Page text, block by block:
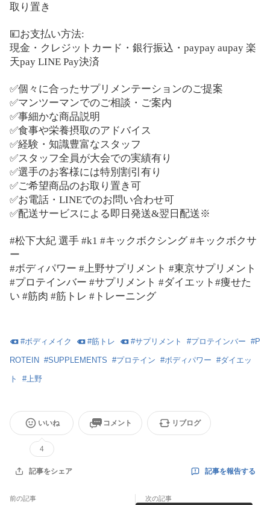
取り置き
💴お支払い方法:
現金・クレジットカード・銀行振込・ paypay aupay 楽
天pay LINE Pay決済
✅個々に合ったサプリメンテーションのご提案
✅マンツーマンでのご相談・ご案内
✅事細かな商品説明
✅食事や栄養摂取のアドバイス
✅経験・知識豊富なスタッフ
✅スタッフ全員が大会での実績有り
✅選手のお客様には特別割引有り
✅ご希望商品のお取り置き可
✅お電話・ LINEでのお問い合わせ可
✅配送サービスによる即日発送&翌日配送※
#松下大紀 選手 #k1 #キックボクシング #キックボクサ
ー
#ボディパワー #上野サプリメント #東京サプリメント
#プロテインバー #サプリメント #ダイエット#痩せた
い #筋肉 #筋トレ #トレーニング
#ボディメイク #筋トレ #サプリメント #プロテインバー #P
ROTEIN #SUPPLEMENTS #プロテイン #ボディパワー #ダイエッ
ト #上野
いいね
4
コメント リブログ
記事をシェア 記事を報告する
前の記事 次の記事